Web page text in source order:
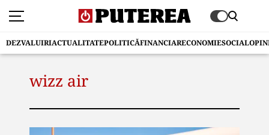
DEZVALUIRIACTUALITATEPOLITICĂFINANCIARECONOMIESOCIAL
wizz air